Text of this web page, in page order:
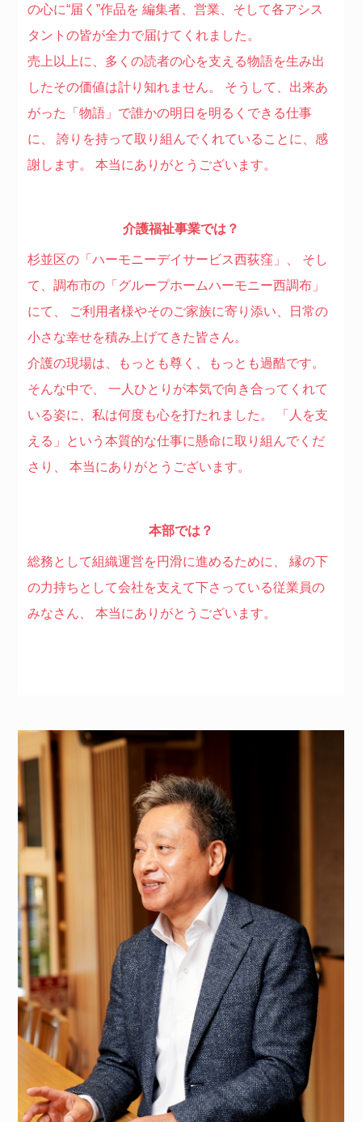
の心に“届く”作品を 編集者、営業、そして各アシス
タントの皆が全力で届けてくれました。
売上以上に、多くの読者の心を支える物語を生み出
したその価値は計り知れません。
そうして、出来あ
がった「物語」で誰かの明日を明るくできる仕事
に、
誇りを持って取り組んでくれていることに、感
謝します。
本当にありがとうございます。
介護福祉事業では？
杉並区の「ハーモニーデイサービス西荻窪」、
そし
て、調布市の「グループホームハーモニー西調布」
にて、
ご利用者様やそのご家族に寄り添い、日常の
小さな幸せを積み上げてきた皆さん。
介護の現場は、もっとも尊く、もっとも過酷です。
そんな中で、
一人ひとりが本気で向き合ってくれて
いる姿に、私は何度も心を打たれました。
「人を支
える」という本質的な仕事に懸命に取り組んでくだ
さり、
本当にありがとうございます。
本部では？
総務として組織運営を円滑に進めるために、
縁の下
の力持ちとして会社を支えて下さっている従業員の
みなさん、
本当にありがとうございます。